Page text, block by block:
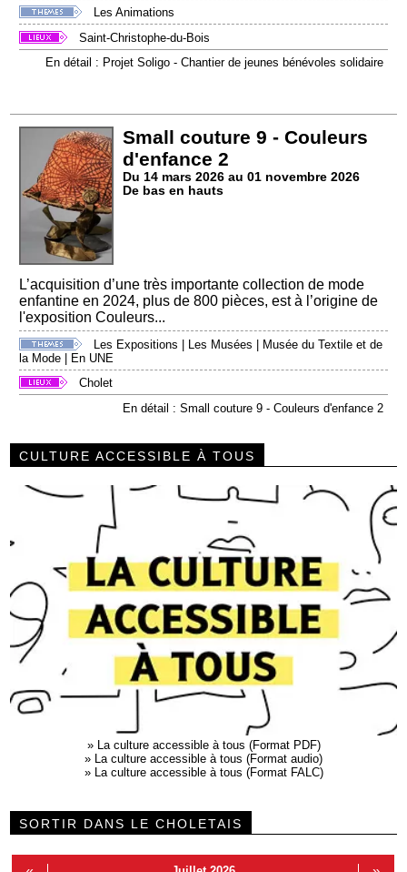
Les Animations
Saint-Christophe-du-Bois
En détail : Projet Soligo - Chantier de jeunes bénévoles solidaire
Small couture 9 - Couleurs
d'enfance 2
Du 14 mars 2026 au 01 novembre 2026
De bas en hauts
L’acquisition d’une très importante collection de mode
enfantine en 2024, plus de 800 pièces, est à l’origine de
l'exposition Couleurs...
Les Expositions Les Musées
Musée du Textile et de
la Mode
En UNE
Cholet
En détail : Small couture 9 - Couleurs d'enfance 2
CULTURE ACCESSIBLE À TOUS
» La culture accessible à tous (Format PDF)
» La culture accessible à tous (Format audio)
» La culture accessible à tous (Format FALC)
SORTIR DANS LE CHOLETAIS